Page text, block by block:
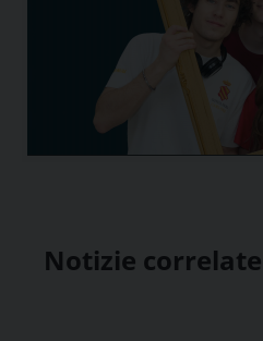
Notizie correlate